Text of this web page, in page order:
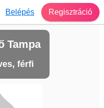
Belépés Regisztráció
Tampa
férfi